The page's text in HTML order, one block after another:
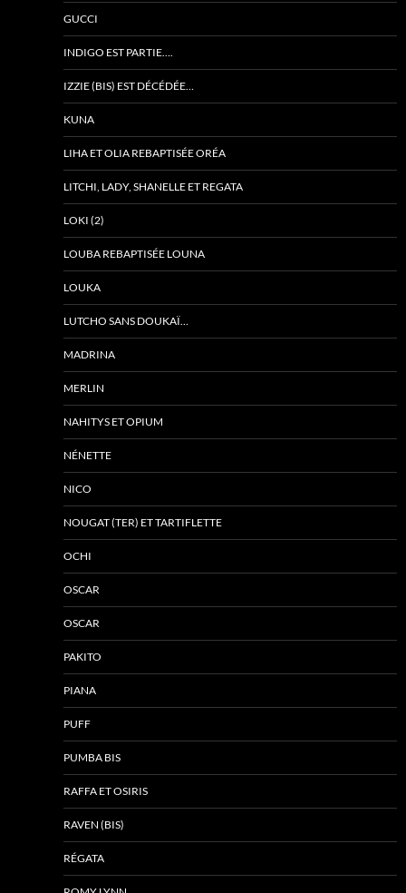
GUCCI
INDIGO EST PARTIE….
IZZIE (BIS) EST DÉCÉDÉE…
KUNA
LIHA ET OLIA REBAPTISÉE ORÉA
LITCHI, LADY, SHANELLE ET REGATA
LOKI (2)
LOUBA REBAPTISÉE LOUNA
LOUKA
LUTCHO SANS DOUKAÏ…
MADRINA
MERLIN
NAHITYS ET OPIUM
NÉNETTE
NICO
NOUGAT (TER) ET TARTIFLETTE
OCHI
OSCAR
OSCAR
PAKITO
PIANA
PUFF
PUMBA BIS
RAFFA ET OSIRIS
RAVEN (BIS)
RÉGATA